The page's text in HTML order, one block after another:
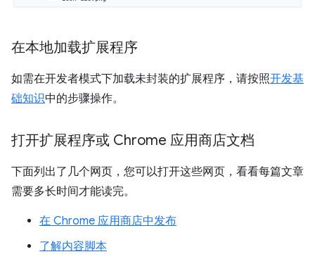
在本地加载扩展程序
如需在开发者模式下加载未封装的扩展程序，请按照开发基
础知识中的步骤操作。
打开扩展程序或 Chrome 应用商店文档
下面列出了几个网页，您可以打开这些网页，看看每篇文章
需要多长时间才能读完。
在 Chrome 应用商店中发布
了解内容脚本